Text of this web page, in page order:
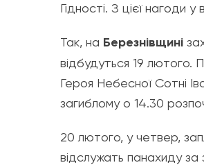
Гідності. З цієї нагоди
Так, на Березнівщині
відбудуться 19 лютого.
Героя Небесної Сотні
загиблому о 14.30
20 лютого, у четвер,
відслужать панахиду за